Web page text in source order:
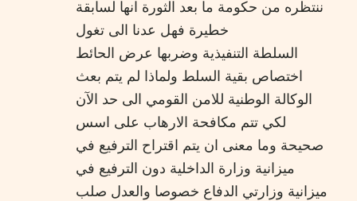
ننتظره من حكومة ما بعد الثورة انها لسابقة
خطيرة فهل عدنا الى تغول
السلطة التنفيذية وضربها عرض الحائط
اختصاص بقية السلط ولماذا لم يتم بعث
الوكالة الوطنية للامن القومي الى حد الآن
لكي تتم مكافحة الارهاب على اسس
صحيحة وما معنى ان يتم اقتراح الترفيع في
ميزانية وزارة الداخلية دون الترفيع في
ميزانية وزارتي الدفاع خصوصا والعدل صلب